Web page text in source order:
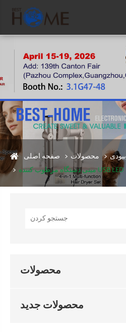
صفحه اصلی محصولات
بیودی
مینی دستگاه مرطوب کننده USB LED
محصولات
محصولات جدید